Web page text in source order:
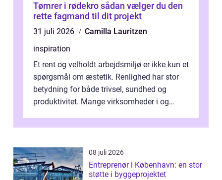
Tømrer i rødekro sådan vælger du den
rette fagmand til dit projekt
31 juli 2026
Camilla Lauritzen
inspiration
Et rent og velholdt arbejdsmiljø er ikke kun et
spørgsmål om æstetik. Renlighed har stor
betydning for både trivsel, sundhed og
produktivitet. Mange virksomheder i og
08 juli 2026
Entreprenør i København: en stor
støtte i byggeprojektet